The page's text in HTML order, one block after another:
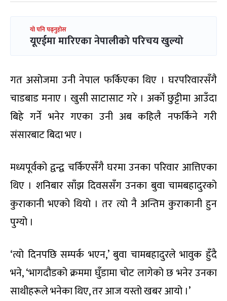
यो पनि पढ्नुहोस
यूएईमा मारिएका नेपालीको परिचय खुल्यो
गत असोजमा उनी नेपाल फर्किएका थिए । घरपरिवारसँगै
चाडबाड मनाए । खुसी साटासाट गरे । अर्को छुट्टीमा आउँदा
बिहे गर्ने भनेर गएका उनी अब कहिलै नफर्किने गरी
संसारबाट बिदा भए ।
मध्यपूर्वको द्वन्द्व चर्किएसँगै घरमा उनका परिवार आत्तिएका
थिए । शनिबार साँझ दिवससँग उनका बुवा चामबहादुरको
कुराकानी भएको थियो । तर त्यो नै अन्तिम कुराकानी हुन
पुग्यो ।
‘त्यो दिनपछि सम्पर्क भएन,’ बुवा चामबहादुरले भावुक हुँदै
भने, ‘भागदौडको क्रममा घुँडामा चोट लागेको छ भनेर उनका
साथीहरूले भनेका थिए, तर आज यस्तो खबर आयो ।’